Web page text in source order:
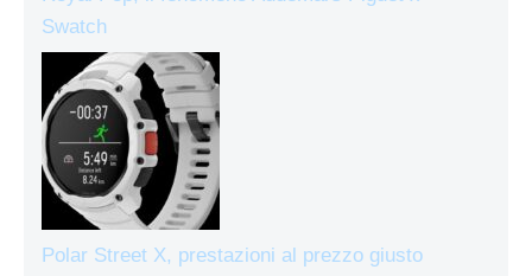
Swatch
Polar Street X, prestazioni al prezzo giusto